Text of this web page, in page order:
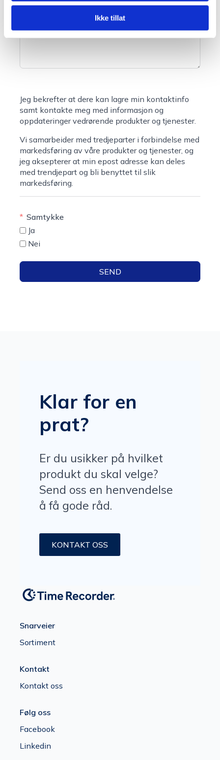
Ikke tillat
Jeg bekrefter at dere kan lagre min kontaktinfo
samt kontakte meg med informasjon og
oppdateringer vedrørende produkter og tjenester.
Vi samarbeider med tredjeparter i forbindelse med
markedsføring av våre produkter og tjenester, og
jeg aksepterer at min epost adresse kan deles
med trendjepart og bli benyttet til slik
markedsføring.
Samtykke
Ja
Nei
SEND
Klar for en
prat?
Er du usikker på hvilket
produkt du skal velge?
Send oss en henvendelse
å få gode råd.
KONTAKT OSS
Snarveier
Sortiment
Kontakt
Kontakt oss
Følg oss
Facebook
Linkedin